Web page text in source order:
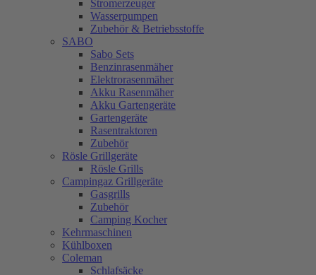
Stromerzeuger
Wasserpumpen
Zubehör & Betriebsstoffe
SABO
Sabo Sets
Benzinrasenmäher
Elektrorasenmäher
Akku Rasenmäher
Akku Gartengeräte
Gartengeräte
Rasentraktoren
Zubehör
Rösle Grillgeräte
Rösle Grills
Campingaz Grillgeräte
Gasgrills
Zubehör
Camping Kocher
Kehrmaschinen
Kühlboxen
Coleman
Schlafsäcke